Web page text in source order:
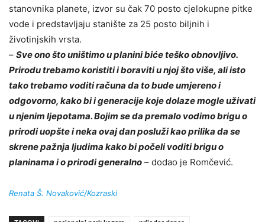
stanovnika planete, izvor su čak 70 posto cjelokupne pitke
vode i predstavljaju stanište za 25 posto biljnih i
životinjskih vrsta.
– Sve ono što uništimo u planini biće teško obnovljivo.
Prirodu trebamo koristiti i boraviti u njoj što više, ali isto
tako trebamo voditi računa da to bude umjereno i
odgovorno, kako bi i generacije koje dolaze mogle uživati
u njenim ljepotama. Bojim se da premalo vodimo brigu o
prirodi uopšte i neka ovaj dan posluži kao prilika da se
skrene pažnja ljudima kako bi počeli voditi brigu o
planinama i o prirodi generalno – dodao je Romčević.
Renata Š. Novaković/Kozraski